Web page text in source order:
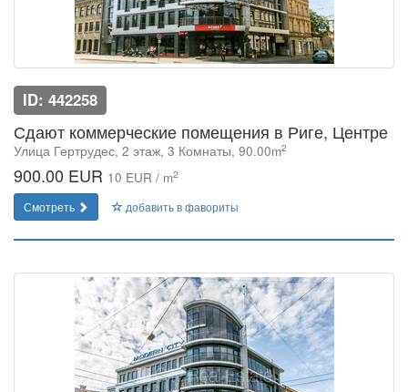
ID: 442258
Сдают коммерческие помещения в Риге, Центре
Улица Гертрудес, 2 этаж, 3 Комнаты, 90.00m2
900.00 EUR 10 EUR / m2
Смотреть добавить в фавориты